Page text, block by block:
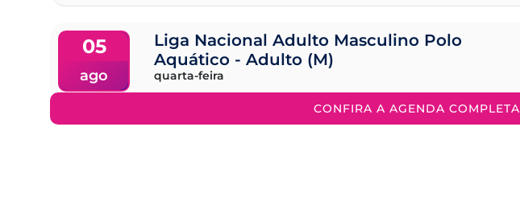
05
ago
Liga Nacional Adulto Masculino Polo
Aquático - Adulto (M)
quarta-feira
CONFIRA A AGENDA COMPLETA